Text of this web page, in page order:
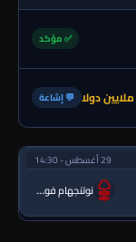
✅ مؤكد
💬 إشاعة
29 أغسطس - 14:30
نوتنجهام فورست